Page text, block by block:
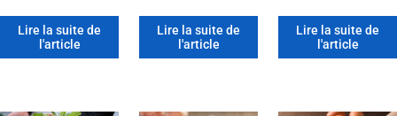
Lire la suite de
l'article
Lire la suite de
l'article
Lire la suite de
l'article